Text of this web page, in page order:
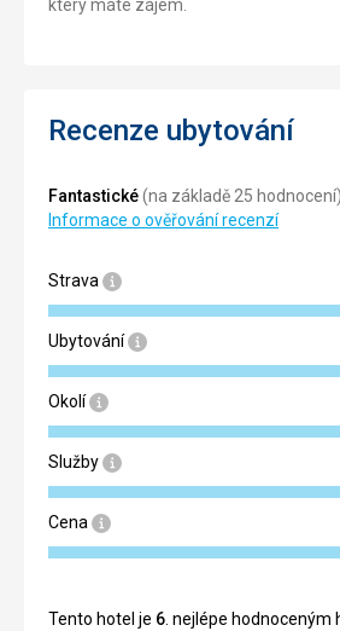
který máte zájem.
Recenze ubytování
Fantastické(na základě 25 hodnocení)
Informace o ověřování recenzí
Strava
Ubytování
Okolí
Služby
Cena
Tento hotel je 6 . nejlépe hodnoceným